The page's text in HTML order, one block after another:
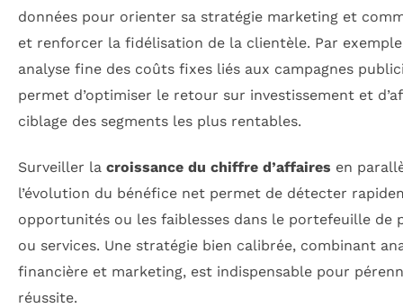
données pour orienter sa stratégie marketing et
et renforcer la fidélisation de la clientèle. Par
analyse fine des coûts fixes liés aux campagnes
permet d’optimiser le retour sur investissement et
ciblage des segments les plus rentables.
Surveiller la croissance du chiffre d’affaires en
l’évolution du bénéfice net permet de détecter
opportunités ou les faiblesses dans le portefeuille de
ou services. Une stratégie bien calibrée, combinant
financière et marketing, est indispensable pour
réussite.